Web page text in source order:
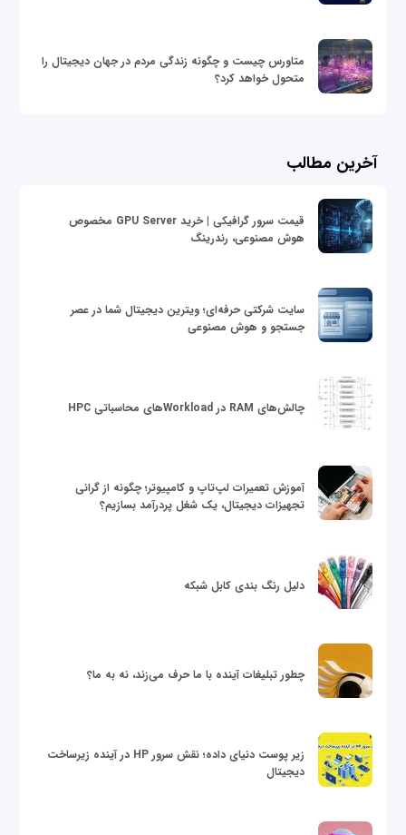
متاورس چیست و چگونه زندگی مردم در جهان دیجیتال را
متحول خواهد کرد؟
آخرین مطالب
قیمت سرور گرافیکی | خرید GPU Server مخصوص
هوش مصنوعی، رندرینگ
سایت شرکتی حرفه‌ای؛ ویترین دیجیتال شما در عصر
جستجو و هوش مصنوعی
چالش‌های RAM در Workloadهای محاسباتی HPC
آموزش تعمیرات لپ‌تاپ و کامپیوتر؛ چگونه از گرانی
تجهیزات دیجیتال، یک شغل پردرآمد بسازیم؟
دلیل رنگ بندی کابل شبکه
چطور تبلیغات آینده با ما حرف می‌زند، نه به ما؟
زیر پوست دنیای داده؛ نقش سرور HP در آینده زیرساخت
دیجیتال